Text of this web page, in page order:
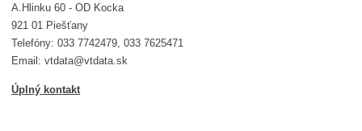
A.Hlinku 60 - OD Kocka
921 01 Piešťany
Telefóny: 033 7742479, 033 7625471
Email: vtdata@vtdata.sk
Úplný kontakt